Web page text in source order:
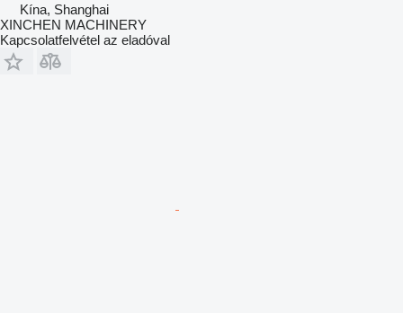
Kína, Shanghai
XINCHEN MACHINERY
Kapcsolatfelvétel az eladóval